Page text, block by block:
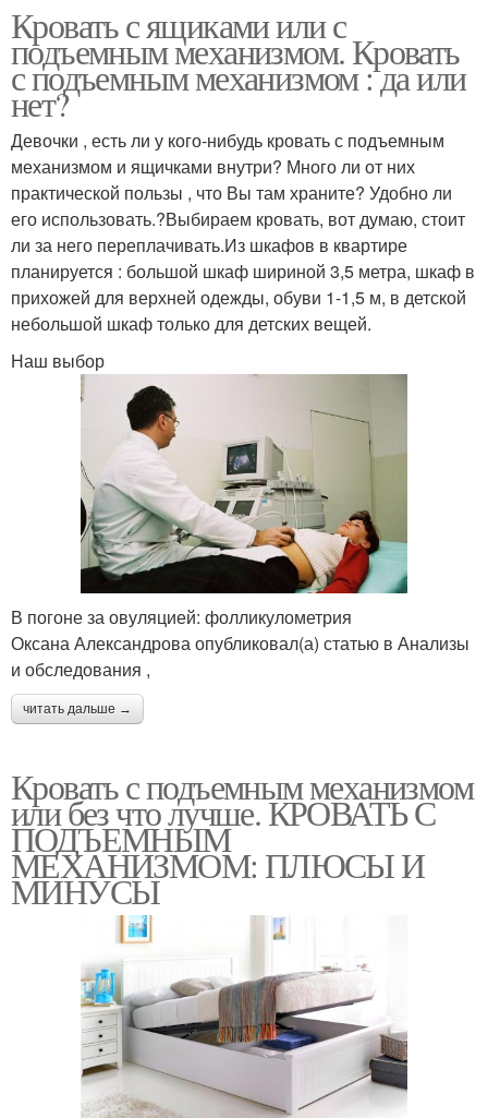
Кровать с ящиками или с
подъемным механизмом. Кровать
с подъемным механизмом : да или
нет?
Девочки , есть ли у кого-нибудь кровать с подъемным
механизмом и ящичками внутри? Много ли от них
практической пользы , что Вы там храните? Удобно ли
его использовать.?Выбираем кровать, вот думаю, стоит
ли за него переплачивать.Из шкафов в квартире
планируется : большой шкаф шириной 3,5 метра, шкаф в
прихожей для верхней одежды, обуви 1-1,5 м, в детской
небольшой шкаф только для детских вещей.
Наш выбор
В погоне за овуляцией: фолликулометрия
Оксана Александрова опубликовал(а) статью в Анализы
и обследования ,
читать дальше →
Кровать с подъемным механизмом
или без что лучше. КРОВАТЬ С
ПОДЪЕМНЫМ
МЕХАНИЗМОМ: ПЛЮСЫ И
МИНУСЫ